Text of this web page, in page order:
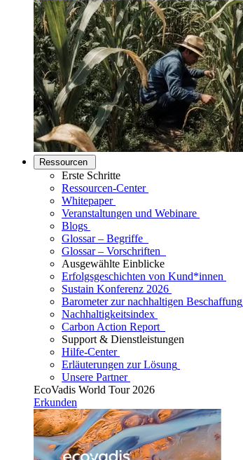
Ressourcen
Erste Schritte
Ressourcen-Center
Whitepaper
Veranstaltungen und Webinare
Blogs
Glossar – Begriffe
Glossar – Vorschriften
Ausgewählte Einblicke
Erfolgsgeschichten von Kund*innen
Sustain Konferenz 2026
Barometer zur nachhaltigen Beschaffung
Nachhaltigkeitsindex
Carbon Action Report
Support & Dienstleistungen
Hilfe-Center
Erläuterungen zur Lösung
Unsere Partner
EcoVadis World Tour 2026
Erkunden